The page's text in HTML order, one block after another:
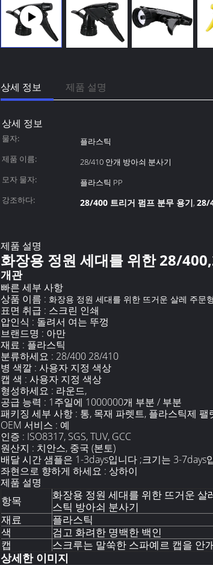
상세 정보 제품 설명
상세 정보
물자: 플라스틱
제품 이름:
28/410 안개 방아쇠 분사기
모자 물자:
플라스틱 PP
강조하다:
28/400 트리거 펌프 분무 용기, 28/
제품 설명
화장용 정원 세대를 위한 28/
개관
빠른 세부 사항
상품 이름 : 화장용 정원 세대를 위한 뜨거운 살레 주문
표면 취급 : 스크린 인쇄
압인식 : 돌려서 여는 뚜껑
브랜드명 : 아만
재료 : 플라스틱
분류하세요 : 28/400 28/410
병 색깔 : 사용자 지정 색상
캡 색 : 사용자 지정 색상
형성하세요 : 라운드,
공급 능력 : 1주일에 1000000개 부분 / 부분
패키징 세부 사항 : 통, 목재 파렛트, 플라스틱제 팰
OEM 서비스 : 예
인증 : ISO8317, SGS, TUV, GCC
원산지 : 치안스, 중국 (본토)
배달 시간 샘플은 1-3days입니다 ;크기는 3-7days
좌현으로 향하게 하세요 : 상하이
제품 설명
항목
화장용 정원 세대를 위한 뜨거운
스틱 방아쇠 분사기
재료
플라스틱
색
검고 화려한 명백한 백인
캡
스크루는 말쑥한 스파예르 캡을 안
상세한 이미지